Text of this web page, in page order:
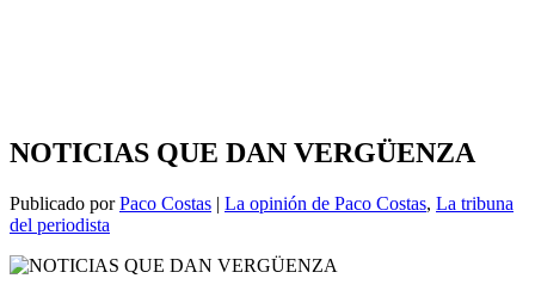
NOTICIAS QUE DAN VERGÜENZA
Publicado porPaco Costas | La opinión de Paco Costas, La tribuna
del periodista